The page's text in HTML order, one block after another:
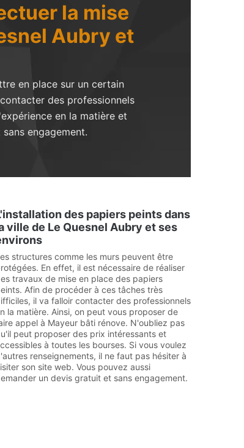
la mise
Aubry et
en place sur un certain
des professionnels
en la matière et
engagement.
des papiers peints dans
ville de Le Quesnel Aubry et ses
structures comme les murs peuvent être
En effet, il est nécessaire de réaliser
travaux de mise en place des papiers
Afin de procéder à ces tâches très
il va falloir contacter des professionnels
la matière. Ainsi, on peut vous proposer de
appel à Mayeur bâti rénove. N'oubliez pas
peut proposer des prix intéressants et
à toutes les bourses. Si vous voulez
renseignements, il ne faut pas hésiter à
son site web. Vous pouvez aussi
un devis gratuit et sans engagement.